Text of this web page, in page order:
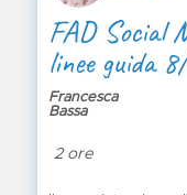
FAD Social
linee guida
Francesca
Bassa
2 ore